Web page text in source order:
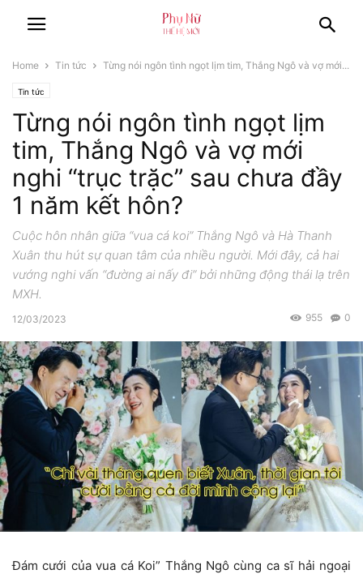
Home Tin tức Từng nói ngôn tình ngọt lịm tim, Thắng Ngô và vợ mới...
Tin tức
Từng nói ngôn tình ngọt lịm
tim, Thắng Ngô và vợ mới
nghi “trục trặc” sau chưa đầy
1 năm kết hôn?
Cuộc hôn nhân giữa “vua cá koi” Thắng Ngô và Hà Thanh
Xuân thu hút sự quan tâm của nhiều người. Mới đây, cả hai
vướng nghi vấn “đường ai nấy đi” bởi những động thái lạ trên
MXH.
12/03/2023 0
955
Đám cưới của vua cá Koi” Thắng Ngô cùng ca sĩ hải ngoại